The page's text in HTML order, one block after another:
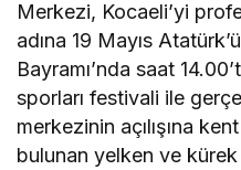
Merkezi, Kocaeli’yi
adına 19 Mayıs
Bayramı’nda saat
sporları festivali ile
merkezinin açılışına
bulunan yelken ve kürek